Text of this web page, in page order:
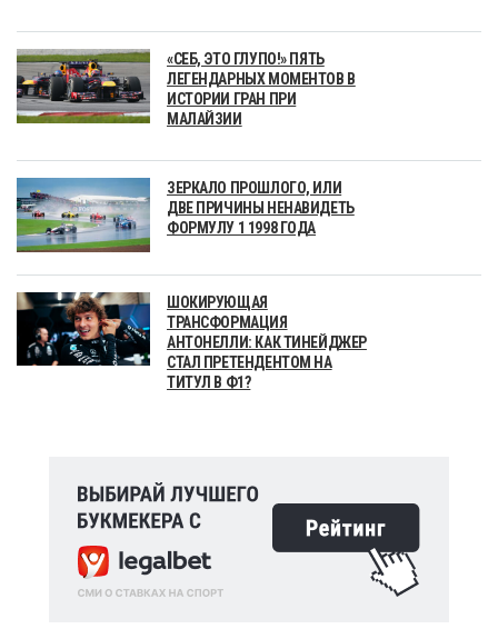
«СЕБ, ЭТО ГЛУПО!» ПЯТЬ
ЛЕГЕНДАРНЫХ МОМЕНТОВ В
ИСТОРИИ ГРАН ПРИ
МАЛАЙЗИИ
ЗЕРКАЛО ПРОШЛОГО, ИЛИ
ДВЕ ПРИЧИНЫ НЕНАВИДЕТЬ
ФОРМУЛУ 1 1998 ГОДА
ШОКИРУЮЩАЯ
ТРАНСФОРМАЦИЯ
АНТОНЕЛЛИ: КАК ТИНЕЙДЖЕР
СТАЛ ПРЕТЕНДЕНТОМ НА
ТИТУЛ В Ф1?